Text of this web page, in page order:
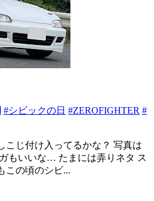
#シビックの日 #ZEROFIGHTER #
こじ付け入ってるかな？ 写真は
もいいな… たまには弄りネタ ス
この頃のシビ...